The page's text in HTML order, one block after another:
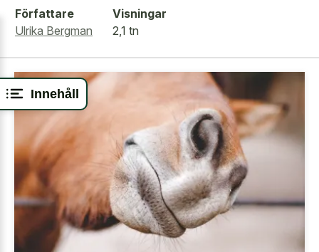
Innehåll
Författare
Ulrika Bergman
Visningar
2,1 tn